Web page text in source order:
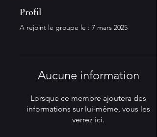
Profil
A rejoint le groupe le : 7 mars 2025
Aucune information
Lorsque ce membre ajoutera des
informations sur lui-même, vous les
verrez ici.